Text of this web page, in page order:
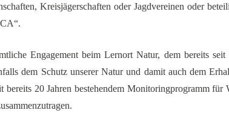
Kreisjägerschaften oder Jagdvereinen oder
Engagement beim Lernort Natur, dem bereits
dem Schutz unserer Natur und damit auch dem
bereits 20 Jahren bestehendem Monitoringprogramm